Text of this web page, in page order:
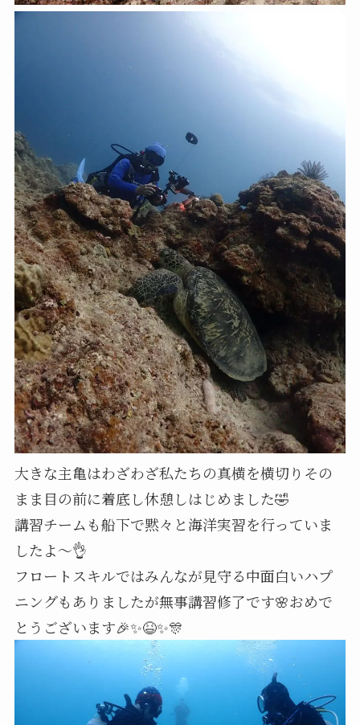
大きな主亀はわざわざ私たちの真横を横切りその
まま目の前に着底し休憩しはじめました🤣
講習チームも船下で黙々と海洋実習を行っていま
したよ～👌
フロートスキルではみんなが見守る中面白いハプ
ニングもありましたが無事講習修了です🌸おめで
とうございます🎉✨😆✨🎊